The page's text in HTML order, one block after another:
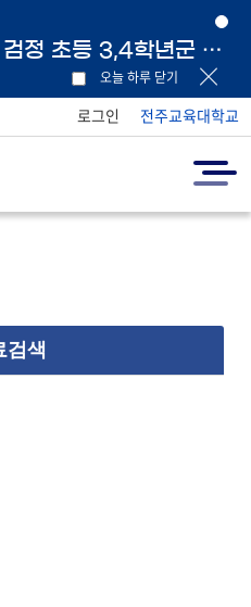
군 교과서 및 지도서 원문 링크 안내
오늘 하루 닫기
로그인 전주교육대학교
검색